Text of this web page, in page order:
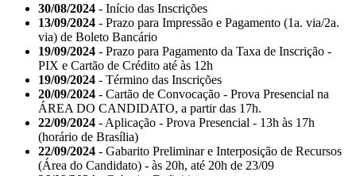
30/08/2024 - Início das Inscrições
13/09/2024 - Prazo para Impressão e Pagamento (1a. via/2a.
via) de Boleto Bancário
19/09/2024 - Prazo para Pagamento da Taxa de Inscrição -
PIX e Cartão de Crédito até às 12h
19/09/2024 - Término das Inscrições
20/09/2024 - Cartão de Convocação - Prova Presencial na
ÁREA DO CANDIDATO, a partir das 17h.
22/09/2024 - Aplicação - Prova Presencial - 13h às 17h
(horário de Brasília)
22/09/2024 - Gabarito Preliminar e Interposição de Recursos
(Área do Candidato) - às 20h, até 20h de 23/09